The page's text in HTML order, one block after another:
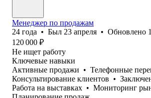
Менеджер по продажам
24 года • Был 23 апреля • Обновлено
120 000 ₽
Не ищет работу
Ключевые навыки
Активные продажи • Телефонные
Консультирование клиентов •
Работа на выставках • Мониторинг